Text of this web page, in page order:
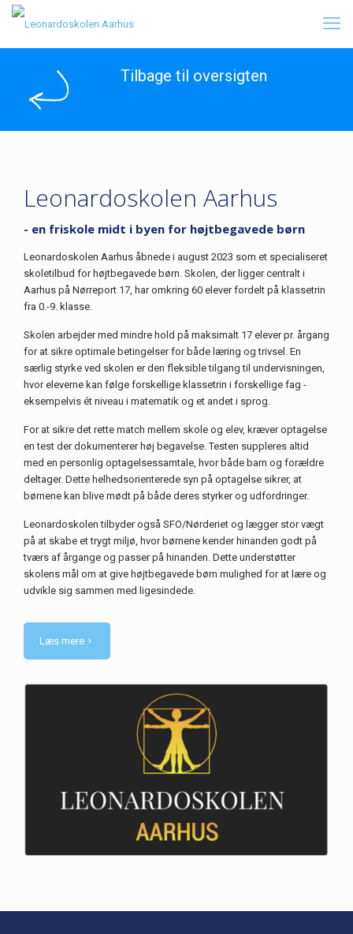
Tilbage til oversigten
Leonardoskolen Aarhus
- en friskole midt i byen for højtbegavede børn
Leonardoskolen Aarhus åbnede i august 2023 som et specialiseret
skoletilbud for højtbegavede børn. Skolen, der ligger centralt i
Aarhus på Nørreport 17, har omkring 60 elever fordelt på klassetrin
fra 0.-9. klasse.
Skolen arbejder med mindre hold på maksimalt 17 elever pr. årgang
for at sikre optimale betingelser for både læring og trivsel. En
særlig styrke ved skolen er den fleksible tilgang til undervisningen,
hvor eleverne kan følge forskellige klassetrin i forskellige fag -
eksempelvis ét niveau i matematik og et andet i sprog.
For at sikre det rette match mellem skole og elev, kræver optagelse
en test der dokumenterer høj begavelse. Testen suppleres altid
med en personlig optagelsessamtale, hvor både barn og forældre
deltager. Dette helhedsorienterede syn på optagelse sikrer, at
børnene kan blive mødt på både deres styrker og udfordringer.
Leonardoskolen tilbyder også SFO/Nørderiet og lægger stor vægt
på at skabe et trygt miljø, hvor børnene kender hinanden godt på
tværs af årgange og passer på hinanden. Dette understøtter
skolens mål om at give højtbegavede børn mulighed for at lære og
udvikle sig sammen med ligesindede.
Læs mere